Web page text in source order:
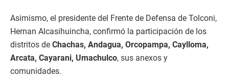
Asimismo, el presidente del Frente de Defensa de Tolconi,
Hernan Alcasihuincha, confirmó la participación de los
distritos de Chachas, Andagua, Orcopampa, Caylloma,
Arcata, Cayarani, Umachulco, sus anexos y
comunidades.